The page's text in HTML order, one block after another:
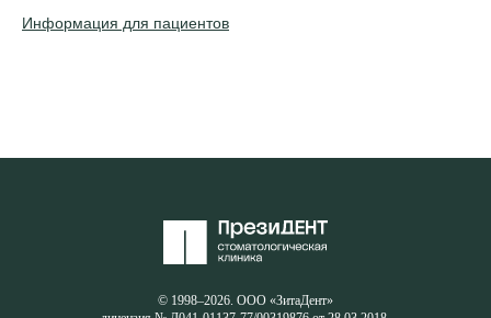
Информация для пациентов
© 1998–2026. ООО «ЗитаДент»